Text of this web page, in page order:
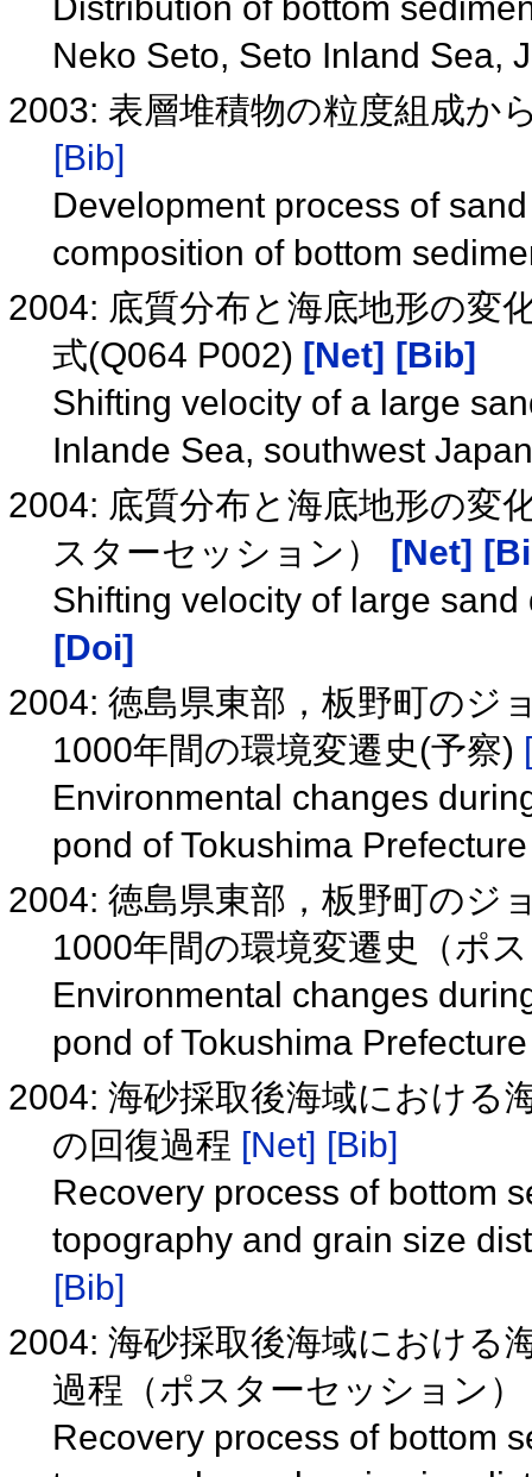
Neko Seto, Seto Inland Sea,
2003: 表層堆積物の粒度組成か
[Bib]
Development process of
composition of bottom
2004: 底質分布と海底地形の変
式(Q064 P002) [Net] [Bib]
Shifting velocity of a large
Inlande Sea, southwest
2004: 底質分布と海底地形の変
スターセッション） [Net]
Shifting velocity of large
[Doi]
2004: 徳島県東部，板野町のジ
1000年間の環境変遷史(予察)
Environmental changes
pond of Tokushima
2004: 徳島県東部，板野町のジ
1000年間の環境変遷史（ポ
Environmental changes
pond of Tokushima
2004: 海砂採取後海域における
の回復過程 [Net] [Bib]
Recovery process of bottom
topography and grain size
[Bib]
2004: 海砂採取後海域における
過程（ポスターセッション
Recovery process of bottom